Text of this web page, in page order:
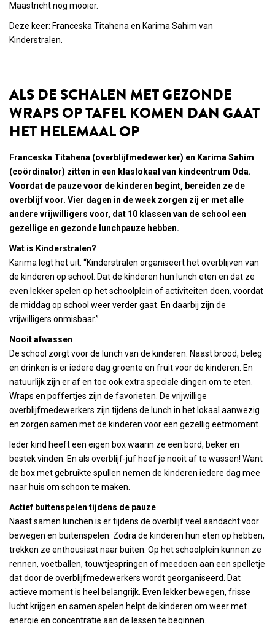
Maastricht nog mooier.
Deze keer: Franceska Titahena en Karima Sahim van
Kinderstralen.
ALS DE SCHALEN MET GEZONDE
WRAPS OP TAFEL KOMEN DAN GAAT
HET HELEMAAL OP
Franceska Titahena (overblijfmedewerker) en Karima Sahim
(coördinator) zitten in een klaslokaal van kindcentrum Oda.
Voordat de pauze voor de kinderen begint, bereiden ze de
overblijf voor. Vier dagen in de week zorgen zij er met alle
andere vrijwilligers voor, dat 10 klassen van de school een
gezellige en gezonde lunchpauze hebben.
Wat is Kinderstralen?
Karima legt het uit. “Kinderstralen organiseert het overblijven van
de kinderen op school. Dat de kinderen hun lunch eten en dat ze
even lekker spelen op het schoolplein of activiteiten doen, voordat
de middag op school weer verder gaat. En daarbij zijn de
vrijwilligers onmisbaar.”
Nooit afwassen
De school zorgt voor de lunch van de kinderen. Naast brood, beleg
en drinken is er iedere dag groente en fruit voor de kinderen. En
natuurlijk zijn er af en toe ook extra speciale dingen om te eten.
Wraps en poffertjes zijn de favorieten. De vrijwillige
overblijfmedewerkers zijn tijdens de lunch in het lokaal aanwezig
en zorgen samen met de kinderen voor een gezellig eetmoment.
Ieder kind heeft een eigen box waarin ze een bord, beker en
bestek vinden. En als overblijf-juf hoef je nooit af te wassen! Want
de box met gebruikte spullen nemen de kinderen iedere dag mee
naar huis om schoon te maken.
Actief buitenspelen tijdens de pauze
Naast samen lunchen is er tijdens de overblijf veel aandacht voor
bewegen en buitenspelen. Zodra de kinderen hun eten op hebben,
trekken ze enthousiast naar buiten. Op het schoolplein kunnen ze
rennen, voetballen, touwtjespringen of meedoen aan een spelletje
dat door de overblijfmedewerkers wordt georganiseerd. Dat
actieve moment is heel belangrijk. Even lekker bewegen, frisse
lucht krijgen en samen spelen helpt de kinderen om weer met
energie en concentratie aan de lessen te beginnen.